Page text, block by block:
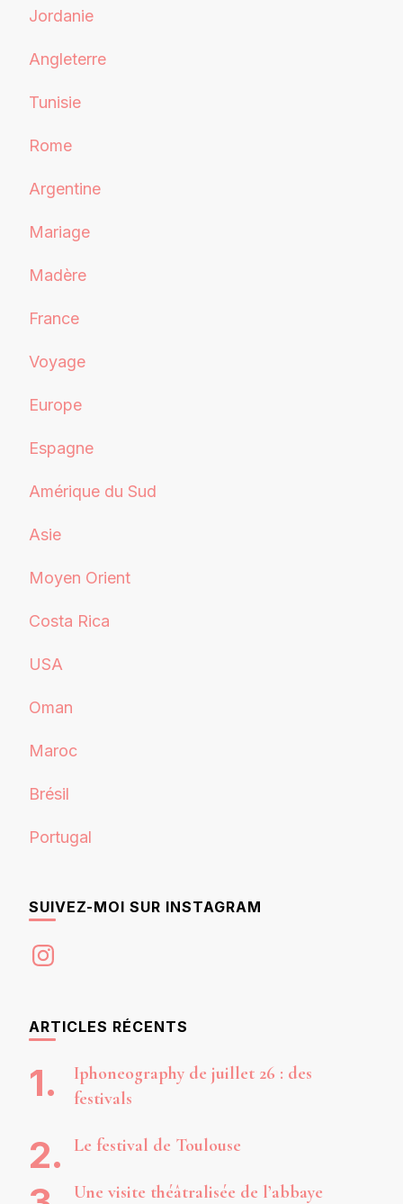
Jordanie
Angleterre
Tunisie
Rome
Argentine
Mariage
Madère
France
Voyage
Europe
Espagne
Amérique du Sud
Asie
Moyen Orient
Costa Rica
USA
Oman
Maroc
Brésil
Portugal
SUIVEZ-MOI SUR INSTAGRAM
Instagram
ARTICLES RÉCENTS
Iphoneography de juillet 26 : des
festivals
Le festival de Toulouse
Une visite théâtralisée de l’abbaye